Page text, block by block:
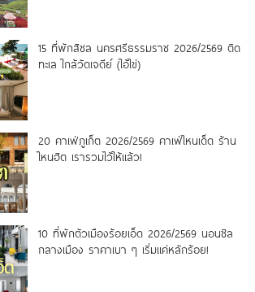
15 ที่พักสิชล นครศรีธรรมราช 2026/2569 ติด
ทะเล ใกล้วัดเจดีย์ (ไอ้ไข่)
20 คาเฟ่ภูเก็ต 2026/2569 คาเฟ่ไหนเด็ด ร้าน
ไหนฮิต เรารวมไว้ให้แล้ว!
10 ที่พักตัวเมืองร้อยเอ็ด 2026/2569 นอนชิล
กลางเมือง ราคาเบา ๆ เริ่มแค่หลักร้อย!